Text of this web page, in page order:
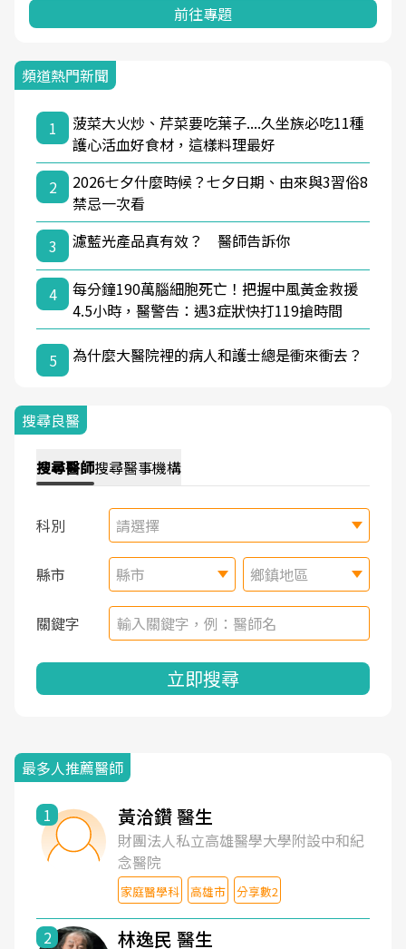
前往專題
頻道熱門新聞
1
菠菜大火炒、芹菜要吃葉子....久坐族必吃11種
護心活血好食材，這樣料理最好
2
2026七夕什麼時候？七夕日期、由來與3習俗8
禁忌一次看
3
濾藍光產品真有效？ 醫師告訴你
4
每分鐘190萬腦細胞死亡！把握中風黃金救援
4.5小時，醫警告：遇3症狀快打119搶時間
5 為什麼大醫院裡的病人和護士總是衝來衝去？
搜尋良醫
搜尋醫師搜尋醫事機構
科別 請選擇
縣市 縣市 鄉鎮地區
關鍵字
立即搜尋
最多人推薦醫師
1 黃洽鑽 醫生
財團法人私立高雄醫學大學附設中和紀
念醫院
家庭醫學科 高雄市 分享數2
2 林逸民 醫生